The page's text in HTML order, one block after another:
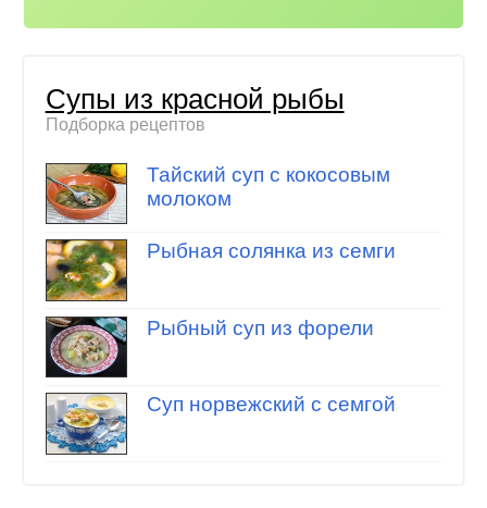
Супы из красной рыбы
Подборка рецептов
Тайский суп с кокосовым
молоком
Рыбная солянка из семги
Рыбный суп из форели
Суп норвежский с семгой